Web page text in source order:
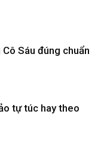
Sáu đúng chuẩn
tự túc hay theo